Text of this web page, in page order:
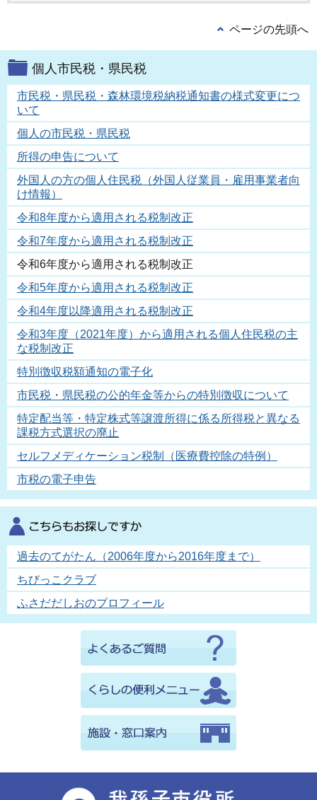
ページの先頭へ
個人市民税・県民税
市民税・県民税・森林環境税納税通知書の様式変更につ
いて
個人の市民税・県民税
所得の申告について
外国人の方の個人住民税（外国人従業員・雇用事業者向
け情報）
令和8年度から適用される税制改正
令和7年度から適用される税制改正
令和6年度から適用される税制改正
令和5年度から適用される税制改正
令和4年度以降適用される税制改正
令和3年度（2021年度）から適用される個人住民税の主
な税制改正
特別徴収税額通知の電子化
市民税・県民税の公的年金等からの特別徴収について
特定配当等・特定株式等譲渡所得に係る所得税と異なる
課税方式選択の廃止
セルフメディケーション税制（医療費控除の特例）
市税の電子申告
過去のてがたん（2006年度から2016年度まで）
ちびっこクラブ
ふさだだしおのプロフィール